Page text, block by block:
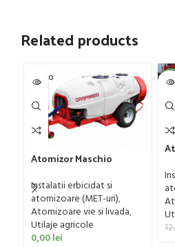
Related products
SOLD O
UT
Atomizor Maschio
Avant 1000/800/121 E
Instalatii erbicidat si
atomizoare (MET-uri),
Atomizoare vie si livada,
Utilaje agricole
0,00lei
-4%
UT